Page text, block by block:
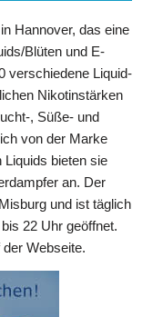
Hannover, das eine
Blüten und E-
verschiedene Liquid-
Nikotinstärken
, Süße- und
von der Marke
Liquids bieten sie
an. Der
und ist täglich
22 Uhr geöffnet.
Webseite.